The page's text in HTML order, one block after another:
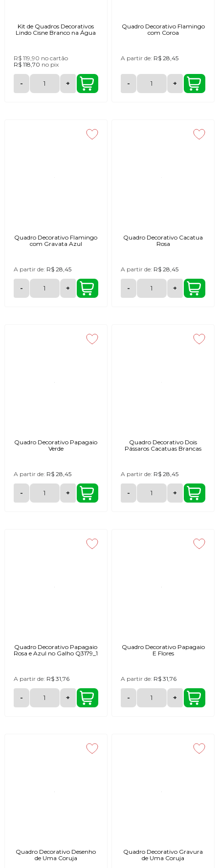
Kit de Quadros Decorativos
Lindo Cisne Branco na Água
R$ 119,90 no cartão
R$ 118,70 no pix
- +
Quadro Decorativo Flamingo
com Coroa
A partir de: R$ 28,45
- +
Quadro Decorativo Flamingo
com Gravata Azul
A partir de: R$ 28,45
- +
Quadro Decorativo Cacatua
Rosa
A partir de: R$ 28,45
- +
Quadro Decorativo Papagaio
Verde
A partir de: R$ 28,45
- +
Quadro Decorativo Dois
Pássaros Cacatuas Brancas
A partir de: R$ 28,45
- +
Quadro Decorativo Papagaio
Rosa e Azul no Galho Q3179_1
A partir de: R$ 31,76
- +
Quadro Decorativo Papagaio
E Flores
A partir de: R$ 31,76
- +
Quadro Decorativo Desenho
de Uma Coruja
Quadro Decorativo Gravura
de Uma Coruja